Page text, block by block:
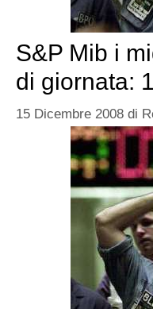
S&P Mib i
di giornata:
15 Dicembre 2008 di